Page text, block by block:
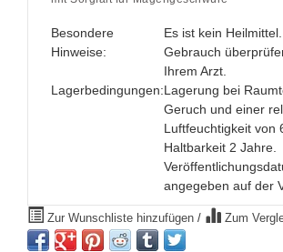
Besondere
Hinweise:
Es ist kein
Gebrauch
Ihrem Arzt.
Lagerbedingungen:Lagerung bei
Geruch und einer
Luftfeuchtigkeit von
Haltbarkeit 2 Jahre.
angegeben auf der
Zur Wunschliste hinzufügen / Zum